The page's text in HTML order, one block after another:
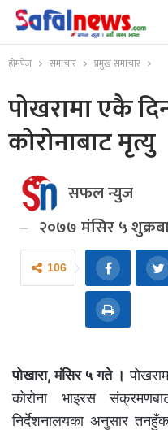
होमपेज समाचार प्रमुख समाचार
पोखरामा एकै
कोरोनाबाट मृत्यु
सफल न्युज
२०७७ मंसिर ५
106
पोखारा, मंसिर ५ गते ।
कोरोना भाइरस
निर्देशनालयका अनुसार